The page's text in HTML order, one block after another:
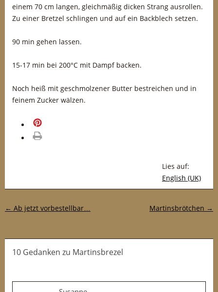
einem 70 cm langen, gleichmäßig dicken Strang ausrollen.
Zu einer Bretzel schlingen und auf ein Backblech setzen.
90 min gehen lassen.
15-17 min bei 200°C mit Dampf backen.
Noch heiß mit geschmolzener Butter bestreichen und in
feinem Zucker wälzen.
Lies auf:
English (UK)
Post-Navigation
← Ab jetzt vorbestellbar… Martinsbrötchen →
10 Gedanken zu Martinsbrezel